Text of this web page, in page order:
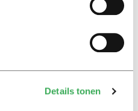
Details tonen
wetenschappers